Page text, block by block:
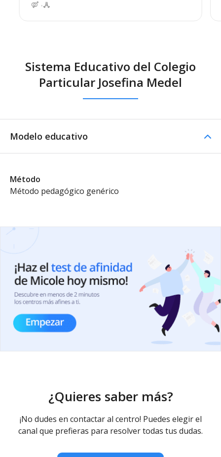
Sistema Educativo del Colegio
Particular Josefina Medel
Modelo educativo
Método
Método pedagógico genérico
¿Quieres saber más?
¡No dudes en contactar al centro! Puedes elegir el
canal que prefieras para resolver todas tus dudas.